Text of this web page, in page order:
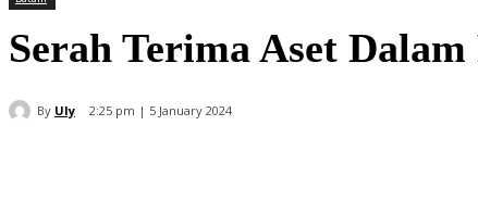
Serah Terima Aset
By Uly 2:25 pm | 5 January 2024